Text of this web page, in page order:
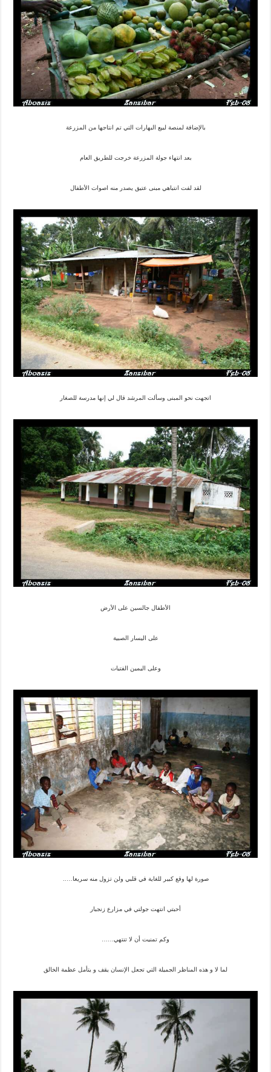
بالإضافة لمنصة لبيع البهارات التي تم انتاجها من المزرعة
بعد انتهاء جولة المزرعة خرجت للطريق العام
لقد لفت انتباهي مبنى عتيق يصدر منه اصوات الأطفال
اتجهت نحو المبنى وسألت المرشد قال لي إنها مدرسة للصغار
الأطفال جالسين على الأرض
على اليسار الصبية
وعلى اليمين الفتيات
صورة لها وقع كبير للغاية في قلبي ولن تزول منه سريعا…..
أحبتي انتهت جولتي في مزارع زنجبار
وكم تمنيت أن لا تنتهي……
لما لا و هذه المناظر الجميلة التي تجعل الإنسان يقف و يتأمل عظمة الخالق